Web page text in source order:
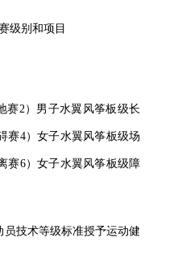
级别和项目
赛2）男子水翼风筝板级长
赛4）女子水翼风筝板级场
赛6）女子水翼风筝板级障
员技术等级标准授予运动健